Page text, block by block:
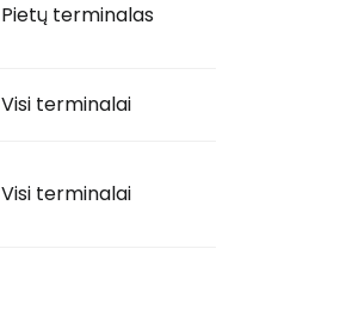
Pietų terminalas
Visi terminalai
Visi terminalai